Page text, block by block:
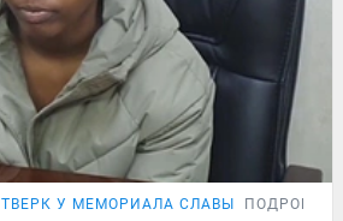
ТВЕРК У МЕМОРИАЛА СЛАВЫ